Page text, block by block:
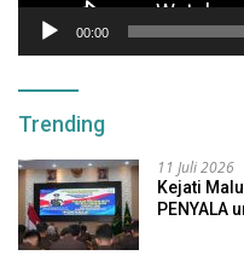
00:00
Trending
11 Juli 2026
Kejati
PENYALA